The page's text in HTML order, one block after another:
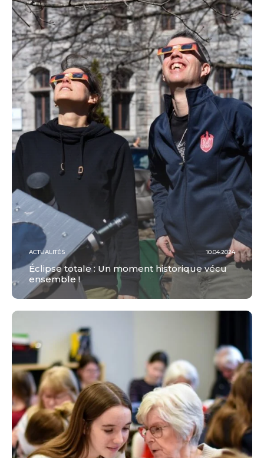
ACTUALITÉS 10.04.2024
Éclipse totale : Un moment historique vécu
ensemble !